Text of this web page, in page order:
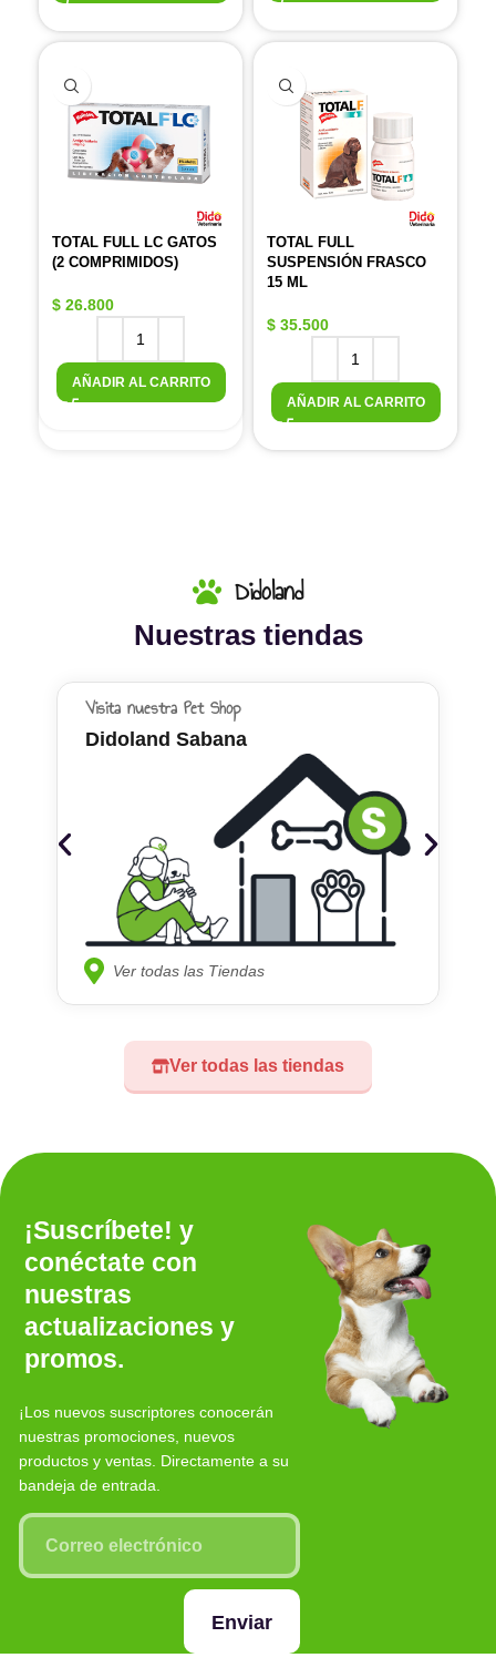
TOTAL FULL LC GATOS
(2 COMPRIMIDOS)
$ 26.800
AÑADIR AL CARRITO
TOTAL FULL
SUSPENSIÓN FRASCO
15 ML
$ 35.500
AÑADIR AL CARRITO
Didoland
Nuestras tiendas
Ver todas las tiendas
Visita nuestra Pet Shop
Didoland Sabana
Ver todas las Tiendas
¡Suscríbete! y
conéctate con
nuestras
actualizaciones y
promos.
¡Los nuevos suscriptores conocerán
nuestras promociones, nuevos
productos y ventas. Directamente a su
bandeja de entrada.
Enviar